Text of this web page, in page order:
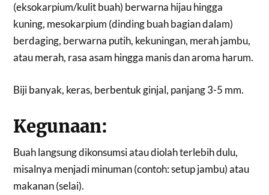
(eksokarpium/kulit buah) berwarna hijau hingga
kuning, mesokarpium (dinding buah bagian dalam)
berdaging, berwarna putih, kekuningan, merah jambu,
atau merah, rasa asam hingga manis dan aroma harum.
Biji banyak, keras, berbentuk ginjal, panjang 3-5 mm.
Kegunaan:
Buah langsung dikonsumsi atau diolah terlebih dulu,
misalnya menjadi minuman (contoh: setup jambu) atau
makanan (selai).